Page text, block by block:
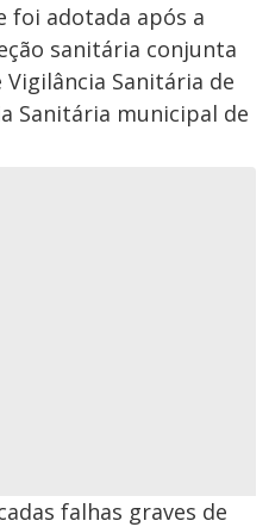
foi adotada após a
sanitária conjunta
Vigilância Sanitária de
Sanitária municipal de
falhas graves de